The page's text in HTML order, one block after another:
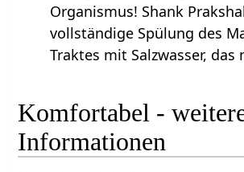
Organismus! Shank
vollständige Spülung des
Traktes mit Salzwasser,
Komfortabel‏‎ - weitere
Informationen